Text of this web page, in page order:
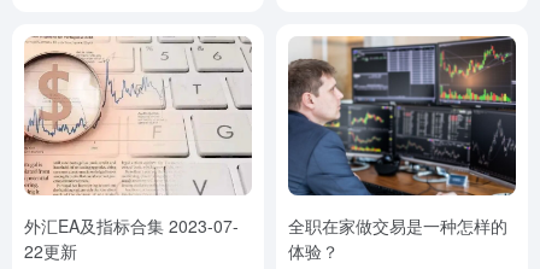
外汇EA及指标合集 2023-07-
22更新
全职在家做交易是一种怎样的
体验？